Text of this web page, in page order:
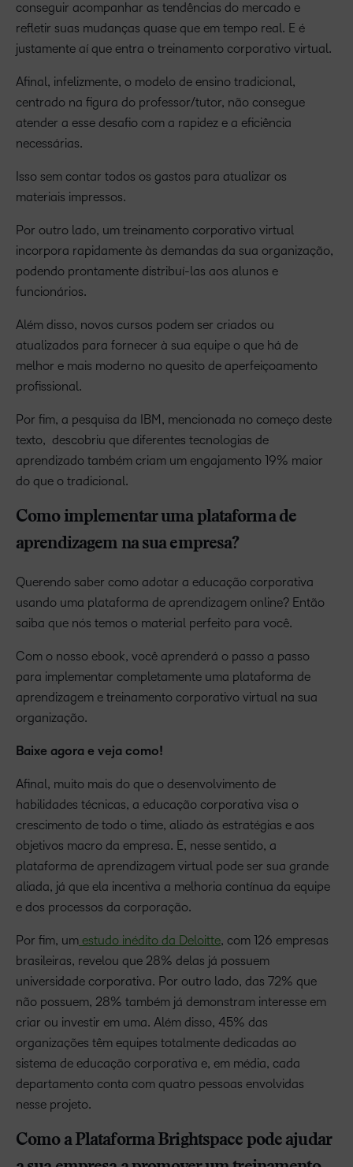
conseguir acompanhar as tendências do mercado e
refletir suas mudanças quase que em tempo real. E é
justamente aí que entra o treinamento corporativo virtual.
Afinal, infelizmente, o modelo de ensino tradicional,
centrado na figura do professor/tutor, não consegue
atender a esse desafio com a rapidez e a eficiência
necessárias.
Isso sem contar todos os gastos para atualizar os
materiais impressos.
Por outro lado, um treinamento corporativo virtual
incorpora rapidamente às demandas da sua organização,
podendo prontamente distribuí-las aos alunos e
funcionários.
Além disso, novos cursos podem ser criados ou
atualizados para fornecer à sua equipe o que há de
melhor e mais moderno no quesito de aperfeiçoamento
profissional.
Por fim, a pesquisa da IBM, mencionada no começo deste
texto, descobriu que diferentes tecnologias de
aprendizado também criam um engajamento 19% maior
do que o tradicional.
Como implementar uma plataforma de
aprendizagem na sua empresa?
Querendo saber como adotar a educação corporativa
usando uma plataforma de aprendizagem online? Então
saiba que nós temos o material perfeito para você.
Com o nosso ebook, você aprenderá o passo a passo
para implementar completamente uma plataforma de
aprendizagem e treinamento corporativo virtual na sua
organização.
Baixe agora e veja como!
Afinal, muito mais do que o desenvolvimento de
habilidades técnicas, a educação corporativa visa o
crescimento de todo o time, aliado às estratégias e aos
objetivos macro da empresa. E, nesse sentido, a
plataforma de aprendizagem virtual pode ser sua grande
aliada, já que ela incentiva a melhoria contínua da equipe
e dos processos da corporação.
Por fim, um estudo inédito da Deloitte, com 126 empresas
brasileiras, revelou que 28% delas já possuem
universidade corporativa. Por outro lado, das 72% que
não possuem, 28% também já demonstram interesse em
criar ou investir em uma. Além disso, 45% das
organizações têm equipes totalmente dedicadas ao
sistema de educação corporativa e, em média, cada
departamento conta com quatro pessoas envolvidas
nesse projeto.
Como a Plataforma Brightspace pode ajudar